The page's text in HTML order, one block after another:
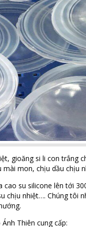
gioăng si li con trắng
mài mon, chịu dầu chịu
cao su silicone lên tới
chịu nhiệt…. Chúng tôi
Thiên cung cấp: